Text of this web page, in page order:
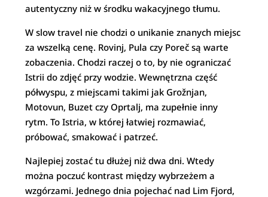
autentyczny niż w środku wakacyjnego tłumu.
W slow travel nie chodzi o unikanie znanych miejsc
za wszelką cenę. Rovinj, Pula czy Poreč są warte
zobaczenia. Chodzi raczej o to, by nie ograniczać
Istrii do zdjęć przy wodzie. Wewnętrzna część
półwyspu, z miejscami takimi jak Grožnjan,
Motovun, Buzet czy Oprtalj, ma zupełnie inny
rytm. To Istria, w której łatwiej rozmawiać,
próbować, smakować i patrzeć.
Najlepiej zostać tu dłużej niż dwa dni. Wtedy
można poczuć kontrast między wybrzeżem a
wzgórzami. Jednego dnia pojechać nad Lim Fjord,